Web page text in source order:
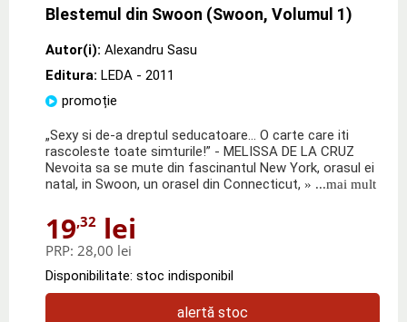
Blestemul din Swoon (Swoon, Volumul 1)
Autor(i): Alexandru Sasu
Editura: LEDA - 2011
promoție
„Sexy si de-a dreptul seducatoare... O carte care iti
rascoleste toate simturile!” - MELISSA DE LA CRUZ
Nevoita sa se mute din fascinantul New York, orasul ei
natal, in Swoon, un orasel din Connecticut, » ...mai mult
19,32 lei
PRP: 28,00 lei
Disponibilitate: stoc indisponibil
alertă stoc